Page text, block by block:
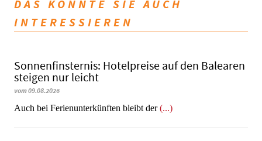
DAS KÖNNTE SIE AUCH
INTERESSIEREN
Sonnenfinsternis: Hotelpreise auf den Balearen
steigen nur leicht
vom 09.08.2026
Auch bei Ferienunterkünften bleibt der(...)